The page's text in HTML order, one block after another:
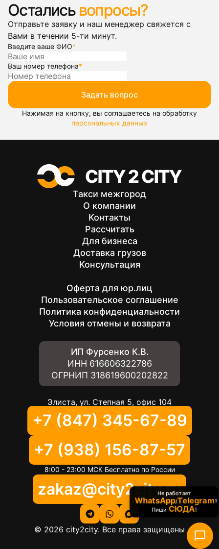
Остались вопросы?
Отправьте заявку и наш менеджер свяжется с
Вами в течении 5-ти минут.
Введите ваше ФИО*
Ваш номер телефона*
Задать вопрос
Нажимая на кнопку, вы соглашаетесь на обработку
персональных данных
Такси межгород
О компании
Контакты
Рассчитать
Для бизнеса
Доставка грузов
Консультация
Оферта для юр.лиц
Пользовательское соглашение
Политика конфиденциальности
Условия отмены и возврата
ИП Фурсенко К.В.
ИНН 616606322786
ОГРНИП 318619600202822
Элиста, ул. Степная 5, офис 104
+7 (847) 345-67-89
+7 (938) 156-87-57
8:00 - 23:00 МСК Бесплатно по России
zakaz@city2city.ru
© 2026 city2city. Все права защищены
Не работает
WhatsApp/Telegram?
Пиши СЮДА!